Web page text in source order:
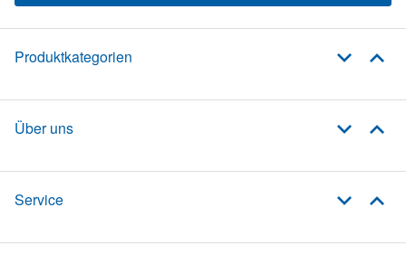
Produktkategorien
Über uns
Service